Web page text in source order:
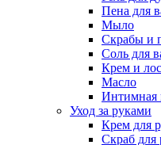
Пена для
Мыло
Скрабы и
Соль для
Крем и
Масло
Интимная
Уход за руками
Крем для
Скраб для